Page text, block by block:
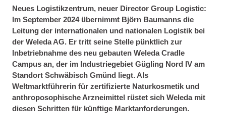
Neues Logistikzentrum, neuer Director Group Logistic:
Im September 2024 übernimmt Björn Baumanns die
Leitung der internationalen und nationalen Logistik bei
der Weleda AG. Er tritt seine Stelle pünktlich zur
Inbetriebnahme des neu gebauten Weleda Cradle
Campus an, der im Industriegebiet Gügling Nord IV am
Standort Schwäbisch Gmünd liegt. Als
Weltmarktführerin für zertifizierte Naturkosmetik und
anthroposophische Arzneimittel rüstet sich Weleda mit
diesen Schritten für künftige Marktanforderungen.